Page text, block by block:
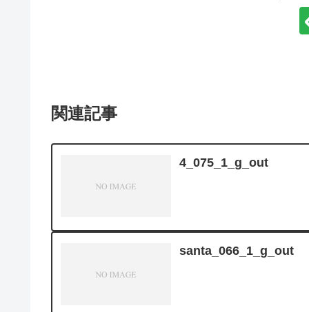
関連記事
4_075_1_g_out
santa_066_1_g_out